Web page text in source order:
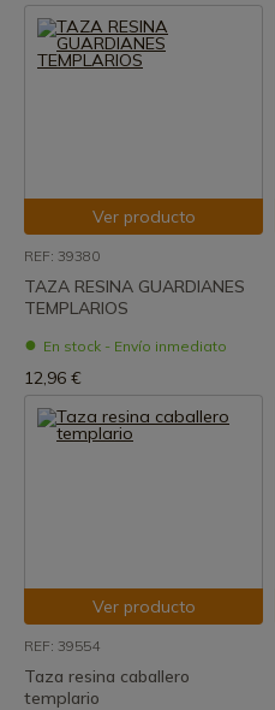
Ver producto
REF: 39380
TAZA RESINA GUARDIANES
TEMPLARIOS
En stock - Envío inmediato
12,96 €
Ver producto
REF: 39554
Taza resina caballero
templario